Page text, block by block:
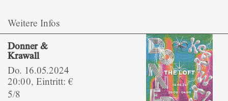
Weitere Infos
Donner &
Krawall
Do. 16.05.2024
20:00, Eintritt: €
5/8